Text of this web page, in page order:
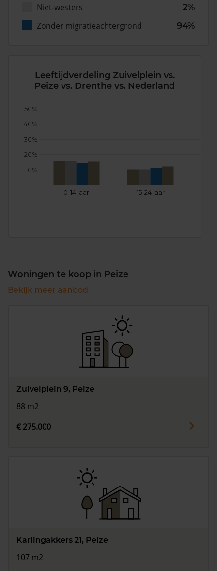
Niet-westers
2%
Zonder migratieachtergrond
94%
Leeftijdverdeling Zuivelplein vs.
Peize vs. Drenthe vs. Nederland
0-14 jaar 15-24 jaar
10%
20%
30%
40%
50%
Woningen te koop in Peize
Bekijk meer aanbod
Zuivelplein 9, Peize
88 m2
€ 275.000
Karlingakkers 21, Peize
107 m2